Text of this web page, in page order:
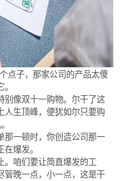
点子，那家公司的产品太傻
别像双十一购物。尔干了这
人生顶峰，便犹如尔只要购
那一顿时，你创造公司那一
爆发。
。咱们要让简直爆发的工
管晚一点，小一点，这是干